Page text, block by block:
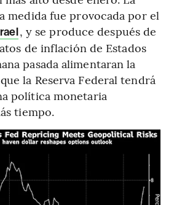
medida fue provocada por el
, y se produce después de
de inflación de Estados
pasada alimentaran la
la Reserva Federal tendrá
política monetaria
tiempo.